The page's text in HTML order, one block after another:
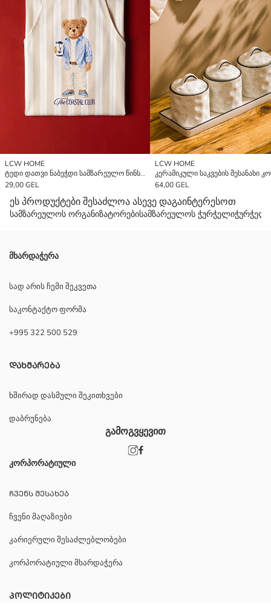
LCW HOME
ტედი დათვი ნაბეჭდი სამზარეულო წინსაფარი
29,00 GEL
LCW HOME
64,00 GEL
ეს პროდუქტები შესაძლოა ასევე დაგაინტერესოთ
სამზარეულოს ორგანიზატორებისამზარეულოს ჭურჭელიჭურჭელი
მხარდაჭერა
სად არის ჩემი შეკვეთა
საკონტაქტო ფორმა
+995 322 500 529
ᲓᲐᲮᲛᲐᲠᲔᲑᲐ
ხშირად დასმული შეკითხვები
დაბრუნება
კორპორატიული
ᲩᲕᲔᲜᲡ ᲨᲔᲡᲐᲮᲔᲑ
ჩვენი მაღაზიები
კარიერული შესაძლებლობები
კორპორატიული მხარდაჭერა
ᲞᲝᲚᲘᲢᲘᲙᲔᲑᲘ
გამოგვყევით